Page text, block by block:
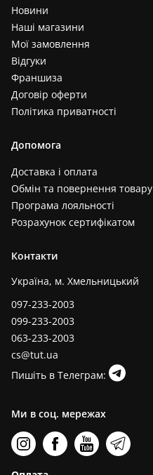
Новини
Наші магазини
Мої замовлення
Відгуки
Франшиза
Договір оферти
Політика приватності
Допомога
Доставка і оплата
Обмін та повернення товару
Програма лояльності
Розрахунок сертифікатом
Контакти
Україна, м. Хмельницький
097-233-2003
099-233-2003
063-233-2003
cs@tut.ua
Пишіть в Телеграм:
Ми в соц. мережах